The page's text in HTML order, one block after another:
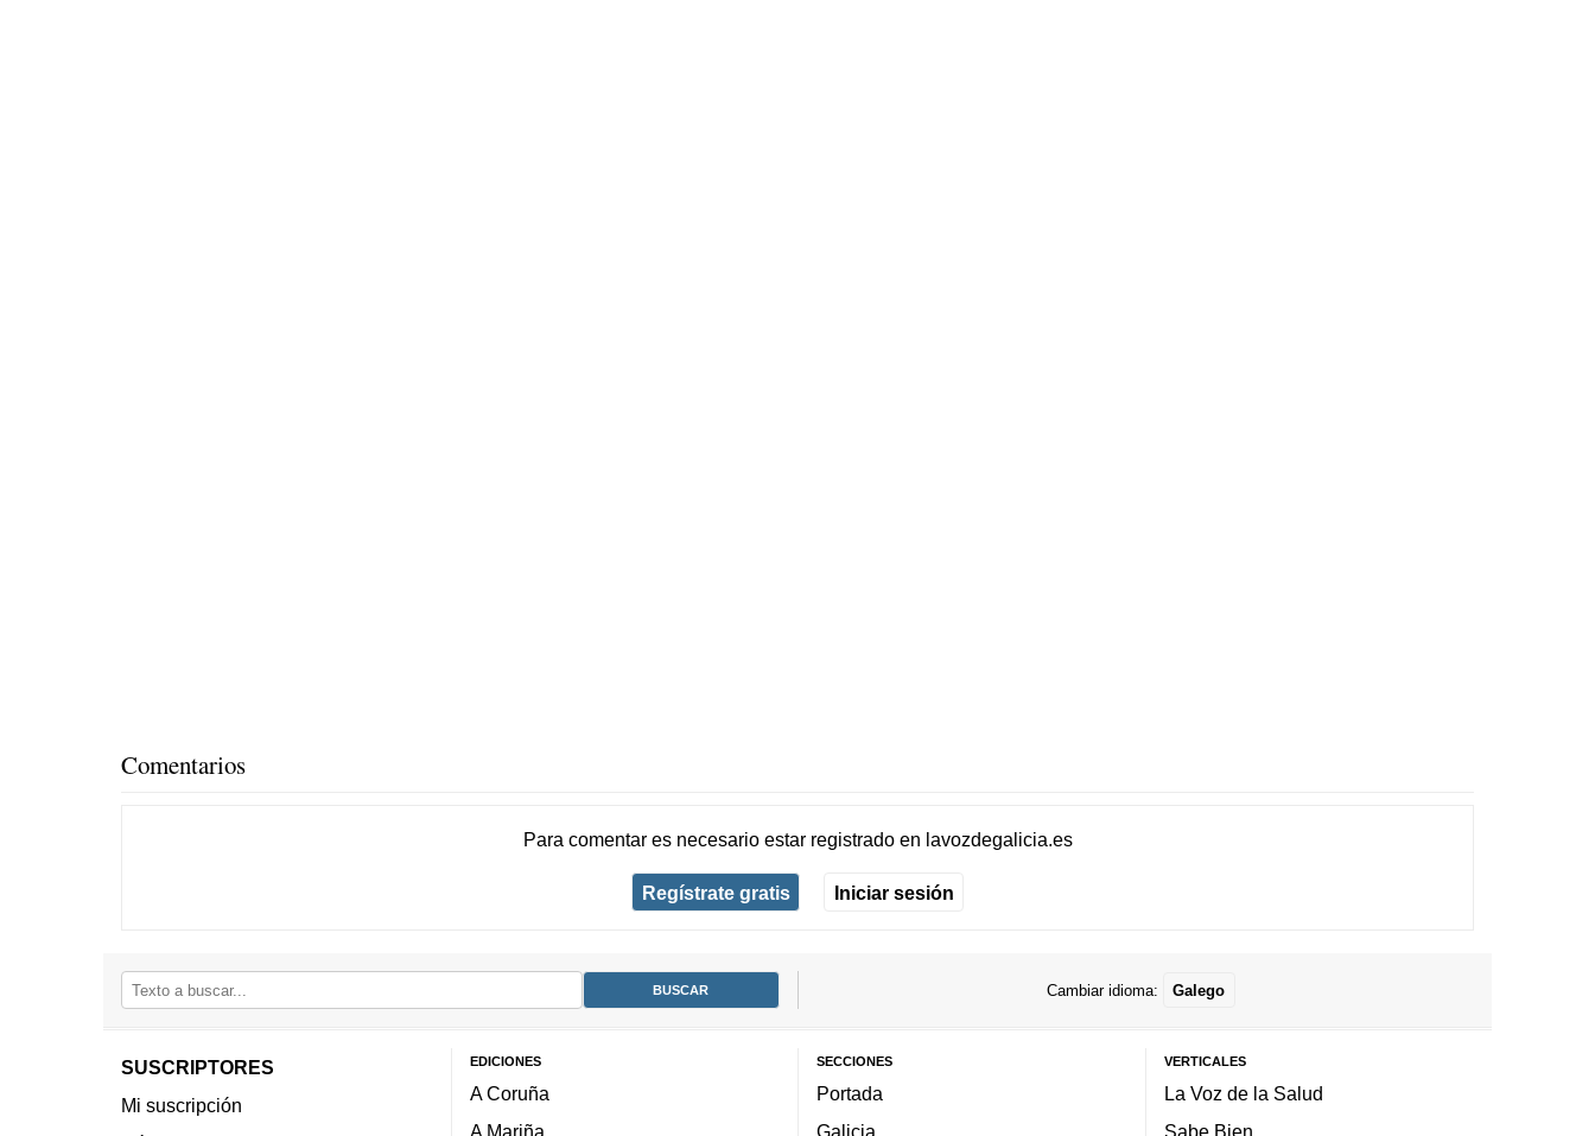
Comentarios
Para comentar es necesario estar registradoen lavozdegalicia.es
Regístrate gratis Iniciar sesión
Cambiar idioma: Galego
SUSCRIPTORES
Mi suscripción
EDICIONES
A Coruña
A Mariña
SECCIONES
Portada
Galicia
VERTICALES
La Voz de la Salud
Sabe Bien